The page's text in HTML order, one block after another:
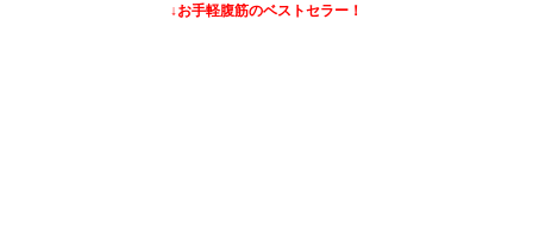
↓お手軽腹筋のベストセラー！